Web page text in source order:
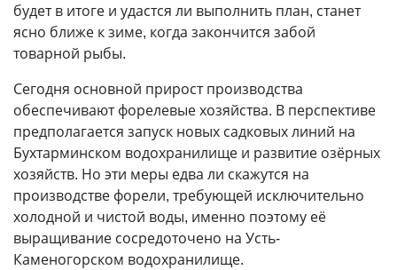
будет в итоге и удастся ли выполнить план, станет
ясно ближе к зиме, когда закончится забой
товарной рыбы.
Сегодня основной прирост производства
обеспечивают форелевые хозяйства. В перспективе
предполагается запуск новых садковых линий на
Бухтарминском водохранилище и развитие озёрных
хозяйств. Но эти меры едва ли скажутся на
производстве форели, требующей исключительно
холодной и чистой воды, именно поэтому её
выращивание сосредоточено на Усть-
Каменогорском водохранилище.